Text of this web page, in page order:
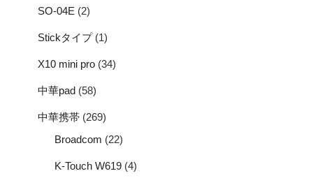
SO-04E (2)
Stickタイプ(1)
X10 mini pro (34)
中華pad (58)
中華携帯 (269)
Broadcom (22)
K-Touch W619 (4)